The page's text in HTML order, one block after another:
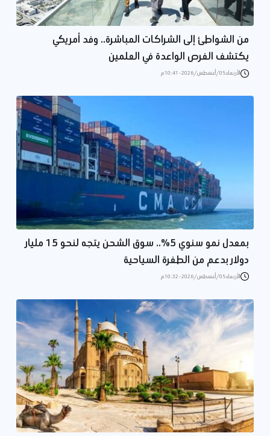
من الشواطئ إلى الشراكات المباشرة.. وفد أمريكي
يكتشف الفرص الواعدة في العلمين
الأربعاء 05/أغسطس/2026 - 10:41 م
بمعدل نمو سنوي 5%.. سوق الشحن يتجه لنحو 15 مليار
دولار بدعم من الطفرة السياحية
الأربعاء 05/أغسطس/2026 - 10:32 م